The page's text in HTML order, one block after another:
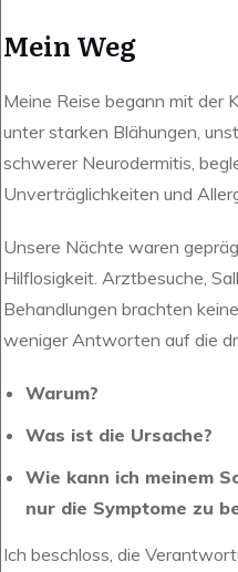
Mein Weg
Meine Reise begann mit der
unter starken Blähungen,
schwerer Neurodermitis,
Unverträglichkeiten und
Unsere Nächte waren
Hilflosigkeit. Arztbesuche,
Behandlungen brachten
weniger Antworten auf die
Warum?
Was ist die Ursache?
Wie kann ich meinem
nur die Symptome zu
Ich beschloss, die